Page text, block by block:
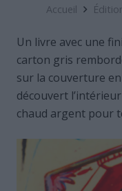
Accueil
Un livre avec une
carton gris
sur la couverture
découvert
chaud argent pour